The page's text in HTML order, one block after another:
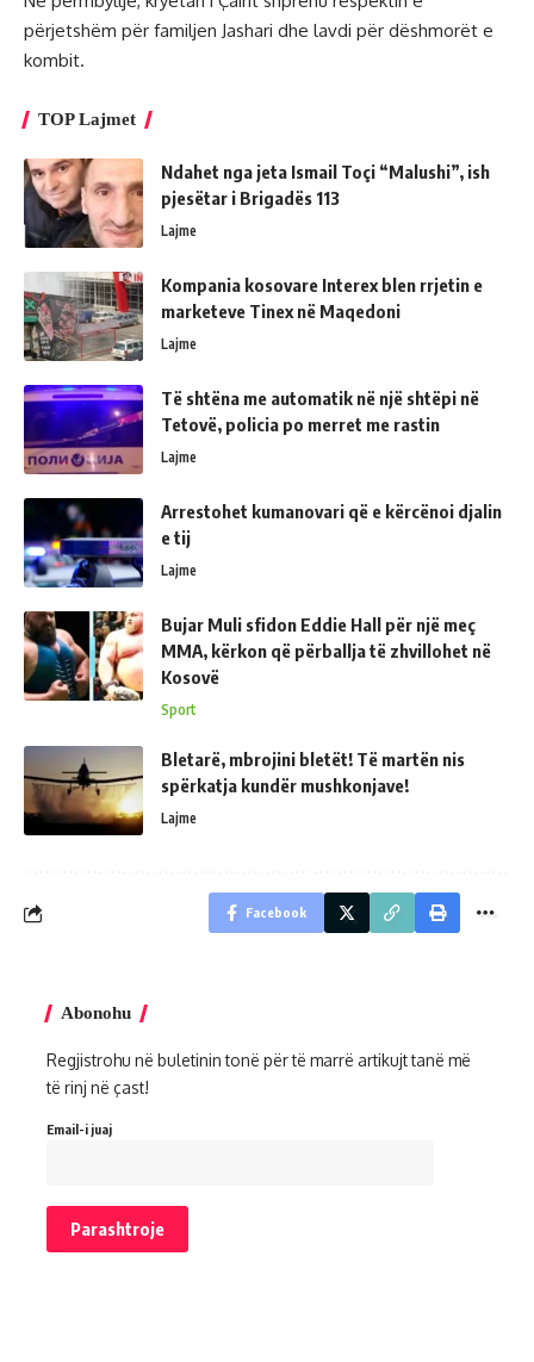
përjetshëm për familjen Jashari dhe lavdi për dëshmorët e
kombit.
TOP Lajmet
Ndahet nga jeta Ismail Toçi “Malushi”, ish
pjesëtar i Brigadës 113
Lajme
Kompania kosovare Interex blen rrjetin e
marketeve Tinex në Maqedoni
Lajme
Të shtëna me automatik në një shtëpi në
Tetovë, policia po merret me rastin
Lajme
Arrestohet kumanovari që e kërcënoi djalin
e tij
Lajme
Bujar Muli sfidon Eddie Hall për një meç
MMA, kërkon që përballja të zhvillohet në
Kosovë
Sport
Bletarë, mbrojini bletët! Të martën nis
spërkatja kundër mushkonjave!
Lajme
Facebook
Abonohu
Regjistrohu në buletinin tonë për të marrë artikujt tanë më
të rinj në çast!
Email-i juaj